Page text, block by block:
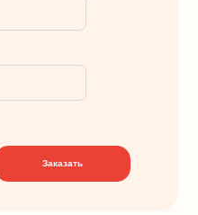
Заказать